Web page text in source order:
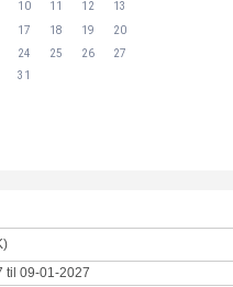
10
11 12
13
17
18 19
20
24
25 26
27
31
til 09-01-2027